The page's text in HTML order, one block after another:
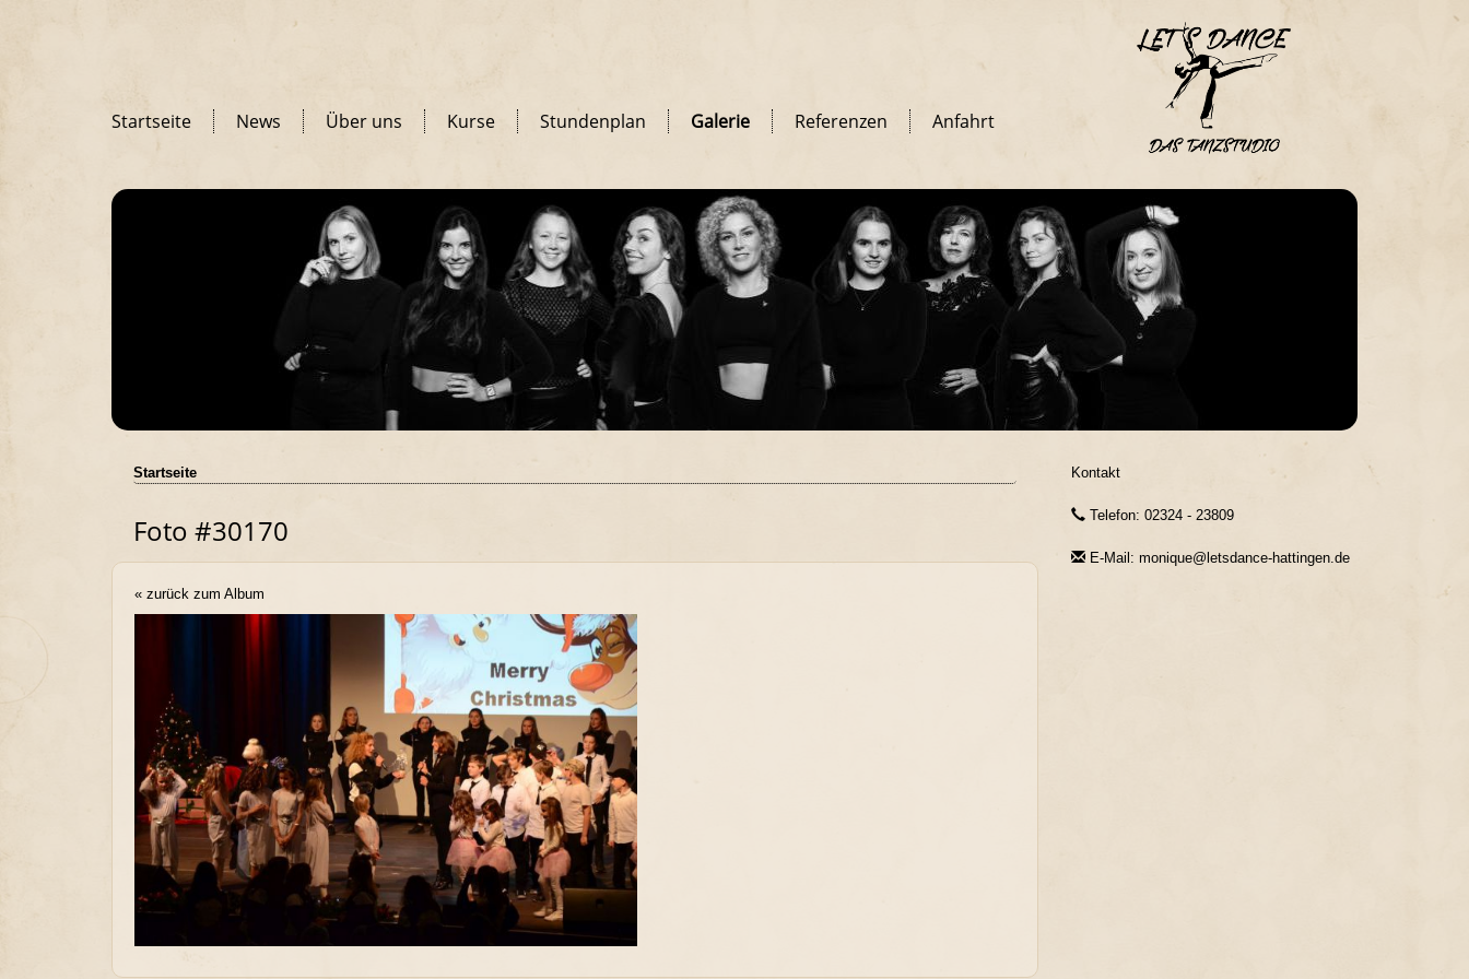
Startseite News Über uns Kurse Stundenplan Galerie Referenzen Anfahrt
Startseite
Foto #30170
« zurück zum Album
Kontakt
Telefon: 02324 - 23809
E-Mail: monique@letsdance-hattingen.de